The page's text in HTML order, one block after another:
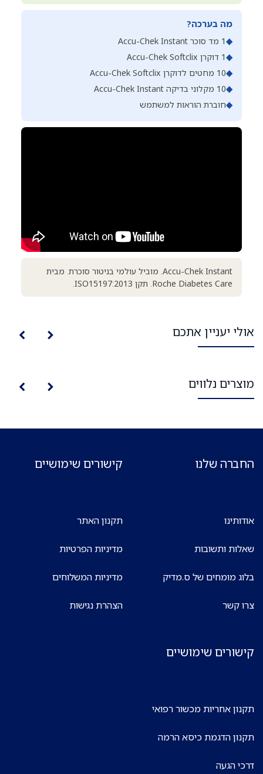
מה בערכה?
◆1 מד סוכר Accu-Chek Instant
◆1 דוקרן Accu-Chek Softclix
◆10 מחטים לדוקרן Accu-Chek Softclix
◆10 מקלוני בדיקה Accu-Chek Instant
◆חוברת הוראות למשתמש
Accu-Chek Instant. מוביל עולמי בניטור סוכרת. מבית
Roche Diabetes Care. תקן ISO15197:2013.
אולי יעניין אתכם
מוצרים נלווים
החברה שלנו
אודותינו
שאלות ותשובות
בלוג מומחים של ס.מדיק
צרו קשר
קישורים שימושיים
תקנון האתר
מדיניות הפרטיות
מדיניות המשלוחים
הצהרת נגישות
קישורים שימושיים
תקנון אחריות מכשור רפואי
תקנון הדגמת כיסא הרמה
דרכי הגעה